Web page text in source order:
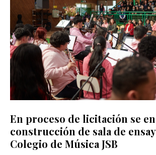
En proceso de licitación se
construcción de sala de
Colegio de Música JSB